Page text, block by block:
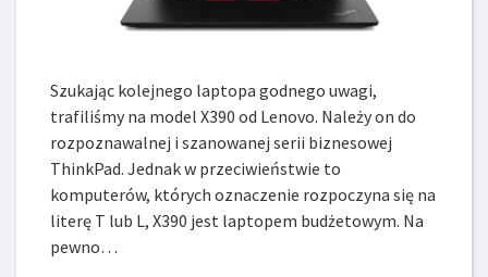
Szukając kolejnego laptopa godnego uwagi,
trafiliśmy na model X390 od Lenovo. Należy on do
rozpoznawalnej i szanowanej serii biznesowej
ThinkPad. Jednak w przeciwieństwie to
komputerów, których oznaczenie rozpoczyna się na
literę T lub L, X390 jest laptopem budżetowym. Na
pewno…